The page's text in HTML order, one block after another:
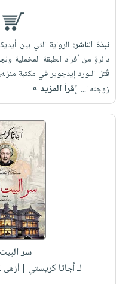
نبذة الناشر: الرواية التي بين
دائرةٍ من أفراد الطبقة المخملية
قُتل اللورد إيدجوير في مكتبة
زوجته ا... إقرأ المزيد »
سر
لـ أجاثا كريستي | أزهى